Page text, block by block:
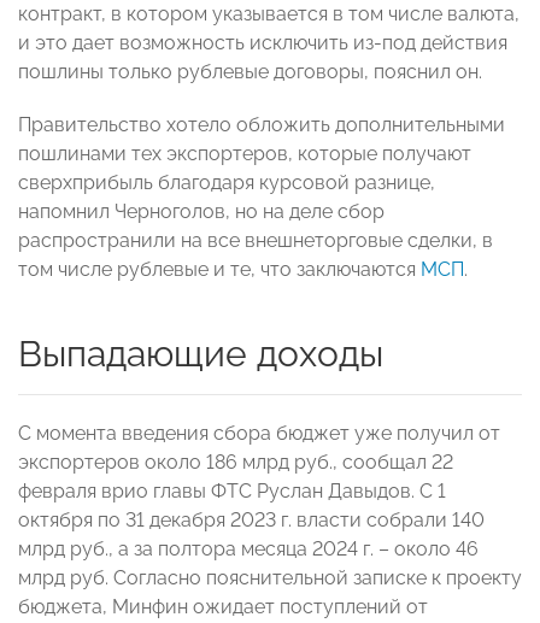
контракт, в котором указывается в том числе валюта,
и это дает возможность исключить из-под действия
пошлины только рублевые договоры, пояснил он.
Правительство хотело обложить дополнительными
пошлинами тех экспортеров, которые получают
сверхприбыль благодаря курсовой разнице,
напомнил Черноголов, но на деле сбор
распространили на все внешнеторговые сделки, в
том числе рублевые и те, что заключаются МСП.
Выпадающие доходы
С момента введения сбора бюджет уже получил от
экспортеров около 186 млрд руб., сообщал 22
февраля врио главы ФТС Руслан Давыдов. С 1
октября по 31 декабря 2023 г. власти собрали 140
млрд руб., а за полтора месяца 2024 г. – около 46
млрд руб. Согласно пояснительной записке к проекту
бюджета, Минфин ожидает поступлений от